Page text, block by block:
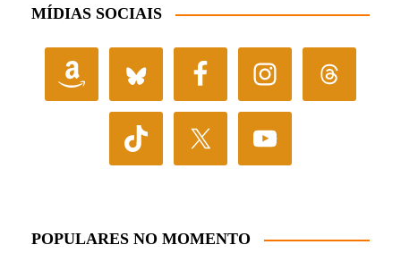
MÍDIAS SOCIAIS
POPULARES NO MOMENTO